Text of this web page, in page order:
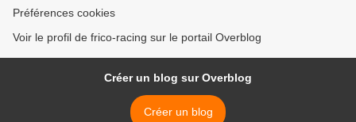
Préférences cookies
Voir le profil de frico-racing sur le portail Overblog
Créer un blog sur Overblog
Créer un blog